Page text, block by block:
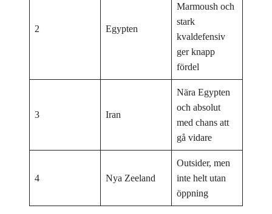
2 Egypten
Marmoush och
stark
kvaldefensiv
ger knapp
fördel
3 Iran
Nära Egypten
och absolut
med chans att
gå vidare
4 Nya Zeeland
Outsider, men
inte helt utan
öppning